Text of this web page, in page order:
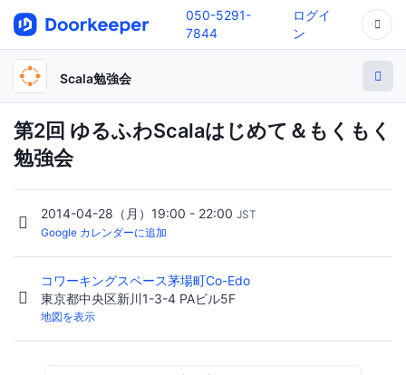
050-5291-
7844
ログイ
ン
Scala勉強会
第2回 ゆるふわScalaはじめて＆もくもく
勉強会
2014-04-28（月）19:00 - 22:00 JST
Google カレンダーに追加
コワーキングスペース茅場町Co-Edo
東京都中央区新川1-3-4 PAビル5F
地図を表示